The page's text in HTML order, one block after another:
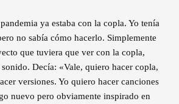
ya estaba con la copla. Yo tenía
no sabía cómo hacerlo. Simplemente
que tuviera que ver con la copla,
Decía: «Vale, quiero hacer copla,
versiones. Yo quiero hacer canciones
nuevo pero obviamente inspirado en